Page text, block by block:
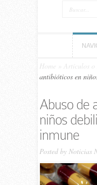
Home Artículos o
antibióticos en
Abuso de
niños
inmune
Posted by Noticias